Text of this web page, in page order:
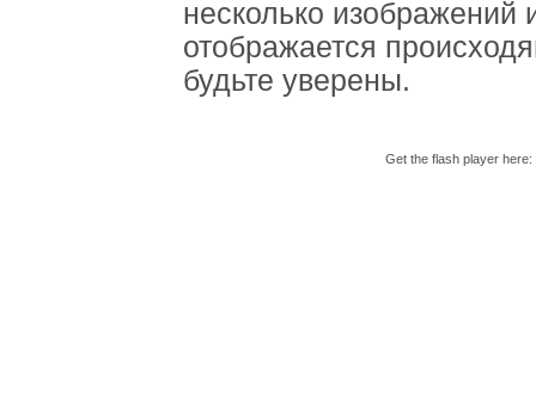
несколько изображений
отображается
будьте уверены.
Get the flash player